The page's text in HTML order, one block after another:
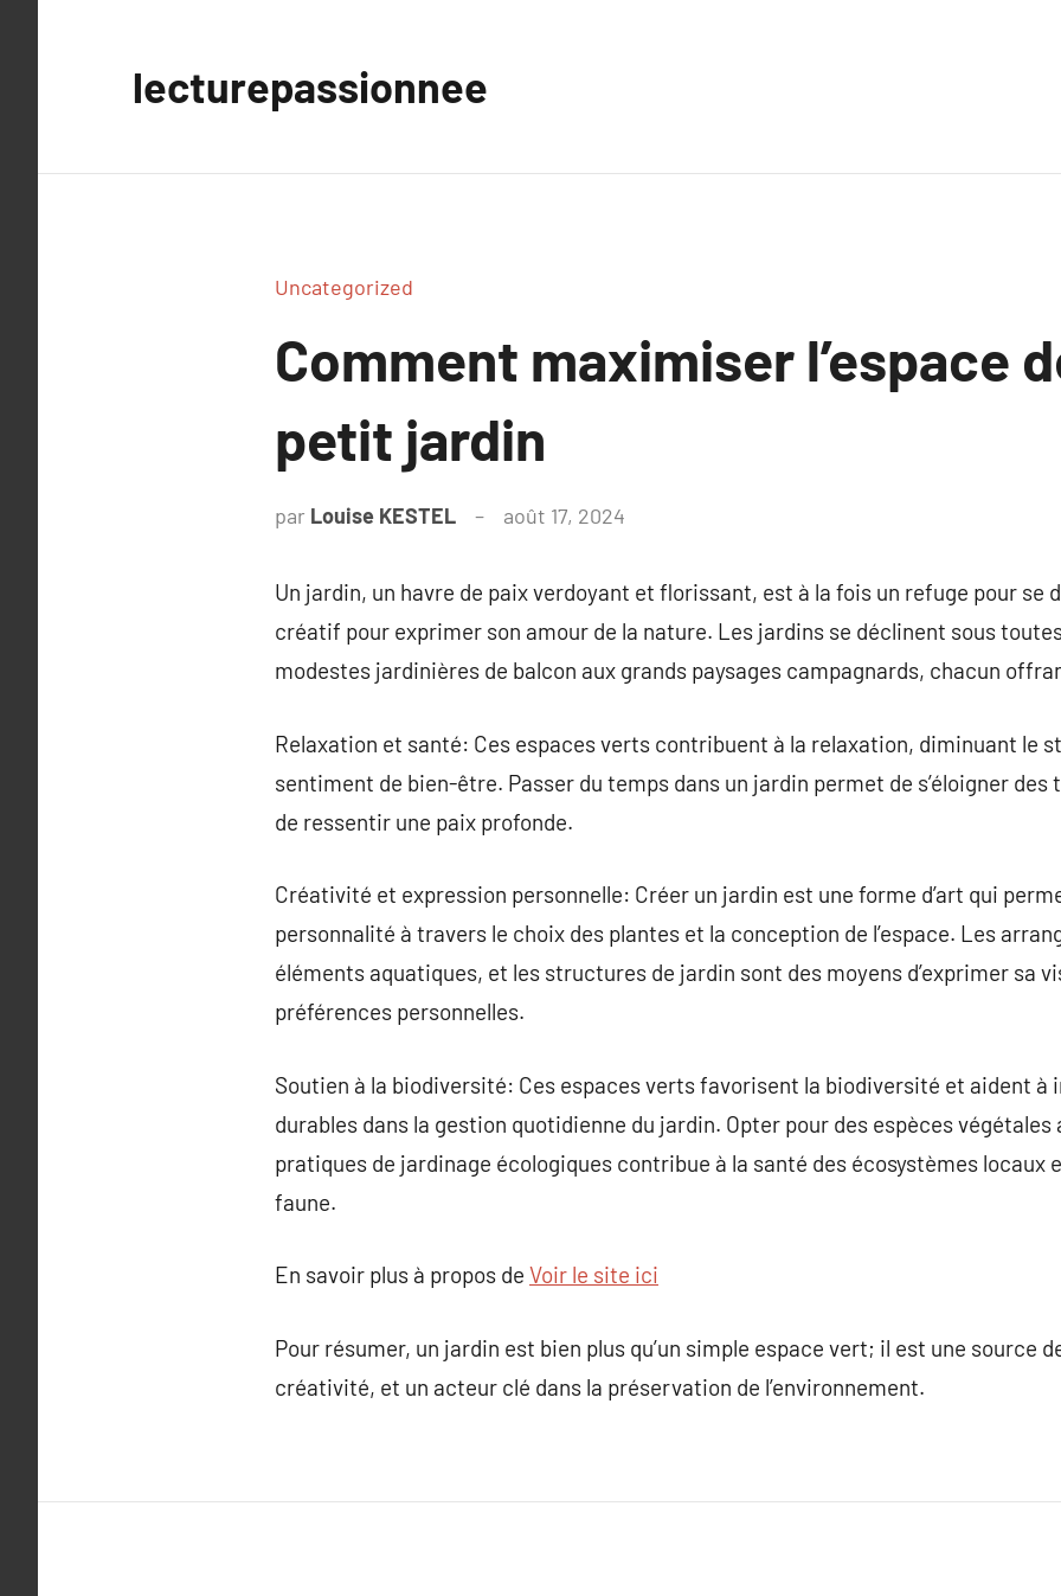
lecturepassionnee
Uncategorized
Comment maximiser l’espace
petit jardin
par Louise KESTEL août 17, 2024
Un jardin, un havre de paix verdoyant et florissant, est à la fois un refuge pour se
créatif pour exprimer son amour de la nature. Les jardins se déclinent sous
modestes jardinières de balcon aux grands paysages campagnards, chacun
Relaxation et santé: Ces espaces verts contribuent à la relaxation, diminuant le
sentiment de bien-être. Passer du temps dans un jardin permet de s’éloigner
de ressentir une paix profonde.
Créativité et expression personnelle: Créer un jardin est une forme d’art qui
personnalité à travers le choix des plantes et la conception de l’espace. Les
éléments aquatiques, et les structures de jardin sont des moyens d’exprimer sa
préférences personnelles.
Soutien à la biodiversité: Ces espaces verts favorisent la biodiversité et aident à
durables dans la gestion quotidienne du jardin. Opter pour des espèces
pratiques de jardinage écologiques contribue à la santé des écosystèmes locaux
faune.
En savoir plus à propos de Voir le site ici
Pour résumer, un jardin est bien plus qu’un simple espace vert; il est une source
créativité, et un acteur clé dans la préservation de l’environnement.